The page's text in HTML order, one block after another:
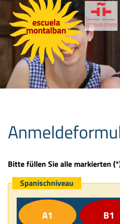
Bitte füllen Sie alle markierten
Spanischniveau
A1 B1